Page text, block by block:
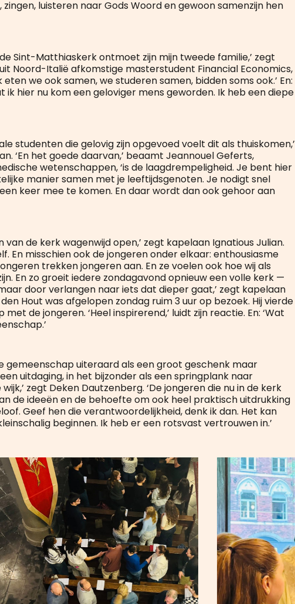
luisteren naar Gods Woord en gewoon samenzijn hen
Sint-Matthiaskerk ontmoet zijn mijn tweede familie,’ zegt
Noord-Italië afkomstige masterstudent Financial Economics,
eten we ook samen, we studeren samen, bidden soms ook.’ En:
ik hier nu kom een geloviger mens geworden. Ik heb een diepe
studenten die gelovig zijn opgevoed voelt dit als thuiskomen,’
‘En het goede daarvan,’ beaamt Jeannouel Geferts,
wetenschappen, ‘is de laagdrempeligheid. Je bent hier
manier samen met je leeftijdsgenoten. Je nodigt snel
keer mee te komen. En daar wordt dan ook gehoor aan
van de kerk wagenwijd open,’ zegt kapelaan Ignatious Julian.
En misschien ook de jongeren onder elkaar: enthousiasme
trekken jongeren aan. En ze voelen ook hoe wij als
En zo groeit iedere zondagavond opnieuw een volle kerk —
door verlangen naar iets dat dieper gaat,’ zegt kapelaan
Hout was afgelopen zondag ruim 3 uur op bezoek. Hij vierde
de jongeren. ‘Heel inspirerend,’ luidt zijn reactie. En: ‘Wat
gemeenschap uiteraard als een groot geschenk maar
uitdaging, in het bijzonder als een springplank naar
zegt Deken Dautzenberg. ‘De jongeren die nu in de kerk
de ideeën en de behoefte om ook heel praktisch uitdrukking
Geef hen die verantwoordelijkheid, denk ik dan. Het kan
beginnen. Ik heb er een rotsvast vertrouwen in.’